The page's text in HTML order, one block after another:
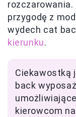
rozczarowania.
przygodę z
wydech cat
kierunku.
Ciekawostką
back
kierowcom